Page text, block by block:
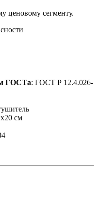
ценовому сегменту.
ГОСТа: ГОСТ Р 12.4.026-
см